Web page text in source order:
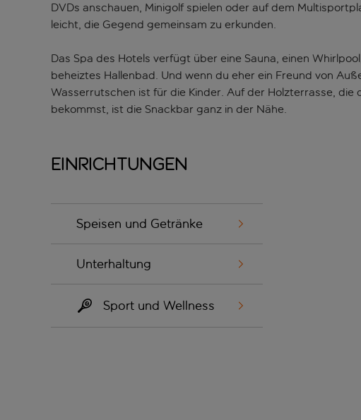
DVDs anschauen, Minigolf spielen oder auf dem
leicht, die Gegend gemeinsam zu erkunden.
Das Spa des Hotels verfügt über eine Sauna, einen
beheiztes Hallenbad. Und wenn du eher ein Freund von
Wasserrutschen ist für die Kinder. Auf der Holzterrasse,
bekommst, ist die Snackbar ganz in der Nähe.
Einrichtungen
Speisen und Getränke
Unterhaltung
Sport und Wellness